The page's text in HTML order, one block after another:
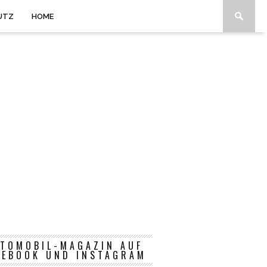
HOME
MAGAZIN AUF
UND INSTAGRAM